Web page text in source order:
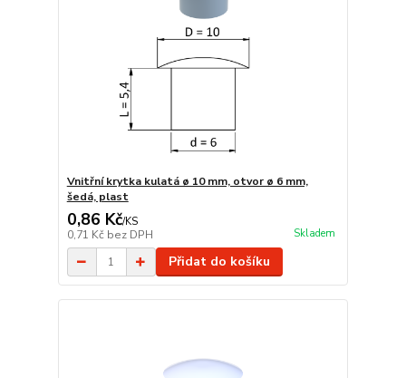
Vnitřní krytka kulatá ø 10 mm, otvor ø 6 mm,
šedá, plast
0,86 Kč/KS
0,71 Kč bez DPH Skladem
Přidat do košíku